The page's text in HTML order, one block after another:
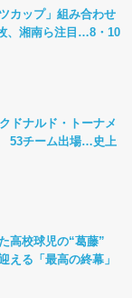
カップ」組み合わせ
、湘南ら注目…8・10
ドナルド・トーナメ
53チーム出場…史上
高校球児の“葛藤”
る「最高の終幕」